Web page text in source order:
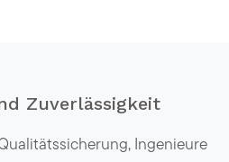
Zuverlässigkeit
Ingenieure